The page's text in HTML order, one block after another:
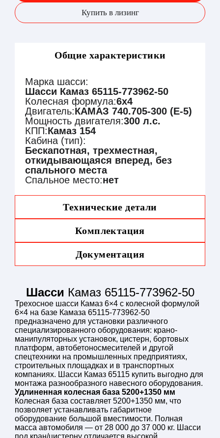
Купить в лизинг
Общие характеристики
Марка шасси:
Шасси Камаз 65115-773962-50
Колесная формула:6х4
Двигатель:КАМАЗ 740.705-300 (Е-5)
Мощность двигателя:300 л.с.
КПП:Камаз 154
Кабина (тип):
Бескапотная, трехместная,
откидывающаяся вперед, без
спального места
Спальное место:нет
Технические детали
колесная формула 6х4
КПП 154
Комплектация
Документация
Шасси Камаз 65115-773962-50
Трехосное шасси Камаз 6×4 с колесной формулой
6×4 на базе Камаза 65115-773962-50
предназначено для установки различного
специализированного оборудования: крано-
манипуляторных установок, цистерн, бортовых
платформ, автобетоносмесителей и другой
спецтехники на промышленных предприятиях,
строительных площадках и в транспортных
компаниях. Шасси Камаз 65115 купить выгодно для
монтажа разнообразного навесного оборудования.
Удлиненная колесная база 5200+1350 мм
Колесная база составляет 5200+1350 мм, что
позволяет устанавливать габаритное
оборудование большой вместимости. Полная
масса автомобиля — от 28 000 до 37 000 кг. Шасси
под кран/цистерну отличается высокой